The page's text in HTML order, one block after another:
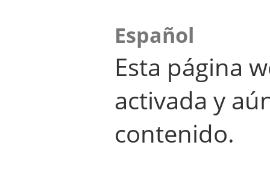
Español
Esta página
activada y
contenido.